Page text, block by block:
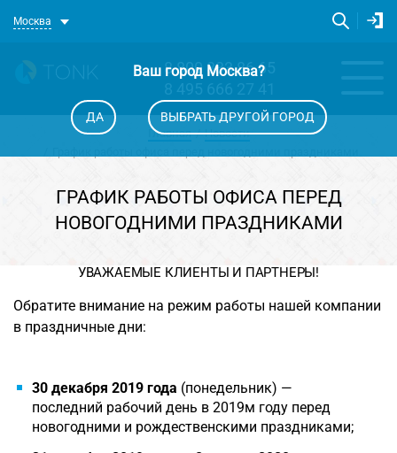
Москва
8 800 333 86 65
8 495 666 27 41
Ваш город Москва?
ДА ВЫБРАТЬ ДРУГОЙ ГОРОД
Главная
Новости
ГРАФИК РАБОТЫ ОФИСА ПЕРЕД
НОВОГОДНИМИ ПРАЗДНИКАМИ
УВАЖАЕМЫЕ КЛИЕНТЫ И ПАРТНЕРЫ!
Обратите внимание на режим работы нашей компании
в праздничные дни:
30 декабря 2019 года (понедельник) —
последний рабочий день в 2019м году перед
новогодними и рождественскими праздниками;